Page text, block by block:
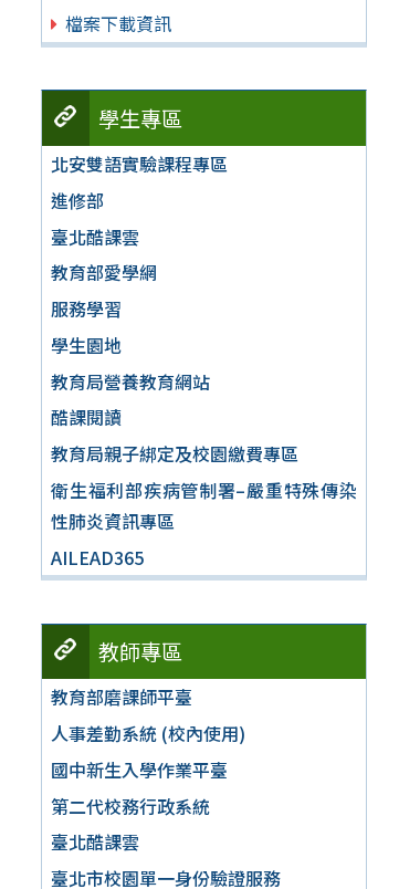
檔案下載資訊
學生專區
北安雙語實驗課程專區
進修部
臺北酷課雲
教育部愛學網
服務學習
學生園地
教育局營養教育網站
酷課閱讀
教育局親子綁定及校園繳費專區
衛生福利部疾病管制署–嚴重特殊傳染
性肺炎資訊專區
AILEAD365
教師專區
教育部磨課師平臺
人事差勤系統 (校內使用)
國中新生入學作業平臺
第二代校務行政系統
臺北酷課雲
臺北市校園單一身份驗證服務